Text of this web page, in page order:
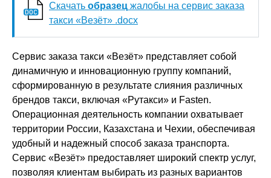
Скачать образец жалобы на сервис заказа
такси «Везёт» .docx
Сервис заказа такси «Везёт» представляет собой
динамичную и инновационную группу компаний,
сформированную в результате слияния различных
брендов такси, включая «Рутакси» и Fasten.
Операционная деятельность компании охватывает
территории России, Казахстана и Чехии, обеспечивая
удобный и надежный способ заказа транспорта.
Сервис «Везёт» предоставляет широкий спектр услуг,
позволяя клиентам выбирать из разных вариантов